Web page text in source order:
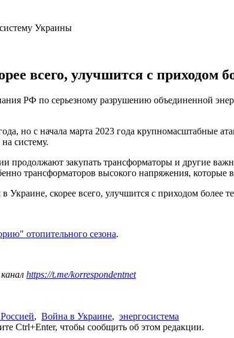
всего, улучшится с приходом
РФ по серьезному разрушению объединенной
но с начала марта 2023 года крупномасштабные
систему.
продолжают закупать трансформаторы и другие
трансформаторов высокого напряжения, которые
скорее всего, улучшится с приходом более
отопительного сезона.
https://t.me/korrespondentnet
, Война в Украине, энергосистема
Ctrl+Enter, чтобы сообщить об этом редакции.